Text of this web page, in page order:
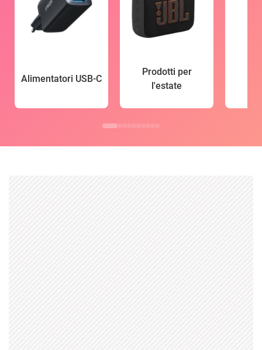
Alimentatori USB-C
Prodotti per
l'estate